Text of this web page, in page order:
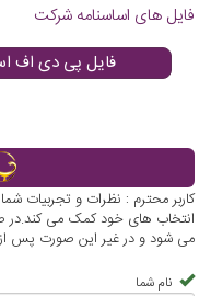
فایل های اساسنامه شرکت
فایل پی دی اف
کاربر محترم : نظرات و تجربیات
انتخاب های خود کمک می کند.در
می شود و در غیر این صورت پس
نام شما